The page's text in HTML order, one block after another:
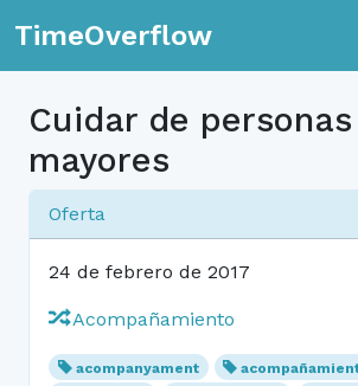
TimeOverflow
Cuidar de personas
mayores
Oferta
24 de febrero de 2017
Acompañamiento
acompanyament